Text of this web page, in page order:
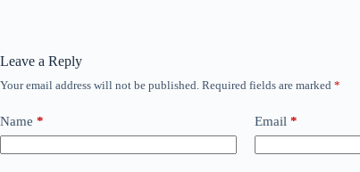
Leave a Reply
Your email address will not be published. Required fields are marked *
Name * Email *